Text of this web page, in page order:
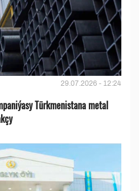
29.07.2026 - 12:24
Türkmenistana metal